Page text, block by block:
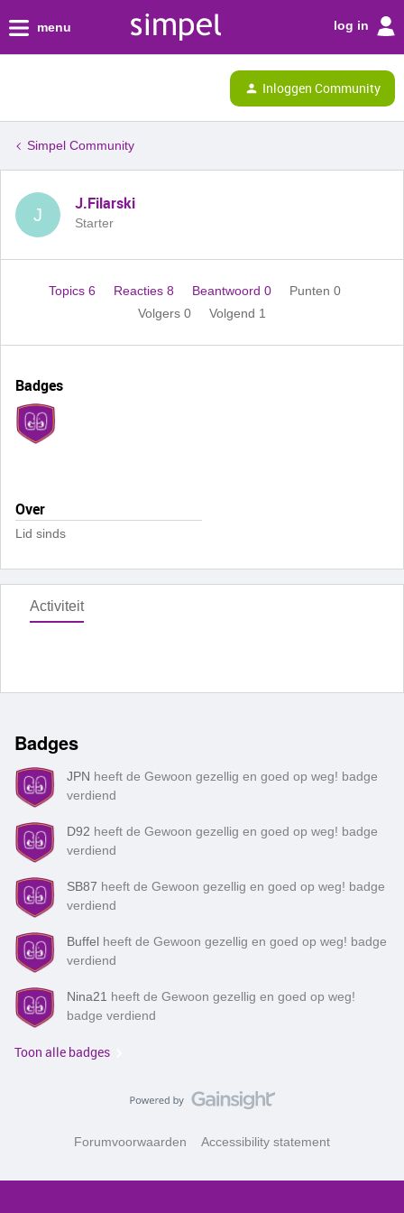
menu log in
Inloggen Community
Simpel Community
J
J.Filarski
Starter
Topics 6 Reacties 8 Beantwoord 0
Punten 0
Volgers 0 Volgend 1
Badges
Over
Lid sinds
Activiteit
Badges
JPN heeft de Gewoon gezellig en goed op weg! badge
verdiend
D92 heeft de Gewoon gezellig en goed op weg! badge
verdiend
SB87 heeft de Gewoon gezellig en goed op weg! badge
verdiend
Buffel heeft de Gewoon gezellig en goed op weg! badge
verdiend
Nina21 heeft de Gewoon gezellig en goed op weg!
badge verdiend
Toon alle badges
Forumvoorwaarden Accessibility statement